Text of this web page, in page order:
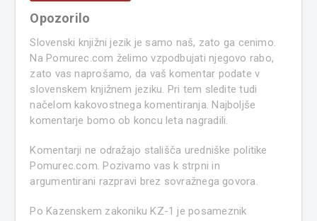
Opozorilo
Slovenski knjižni jezik je samo naš, zato ga cenimo.
Na Pomurec.com želimo vzpodbujati njegovo rabo,
zato vas naprošamo, da vaš komentar podate v
slovenskem knjižnem jeziku. Pri tem sledite tudi
načelom kakovostnega komentiranja. Najboljše
komentarje bomo ob koncu leta nagradili.
Komentarji ne odražajo stališča uredniške politike
Pomurec.com. Pozivamo vas k strpni in
argumentirani razpravi brez sovražnega govora.
Po Kazenskem zakoniku KZ-1 je posameznik